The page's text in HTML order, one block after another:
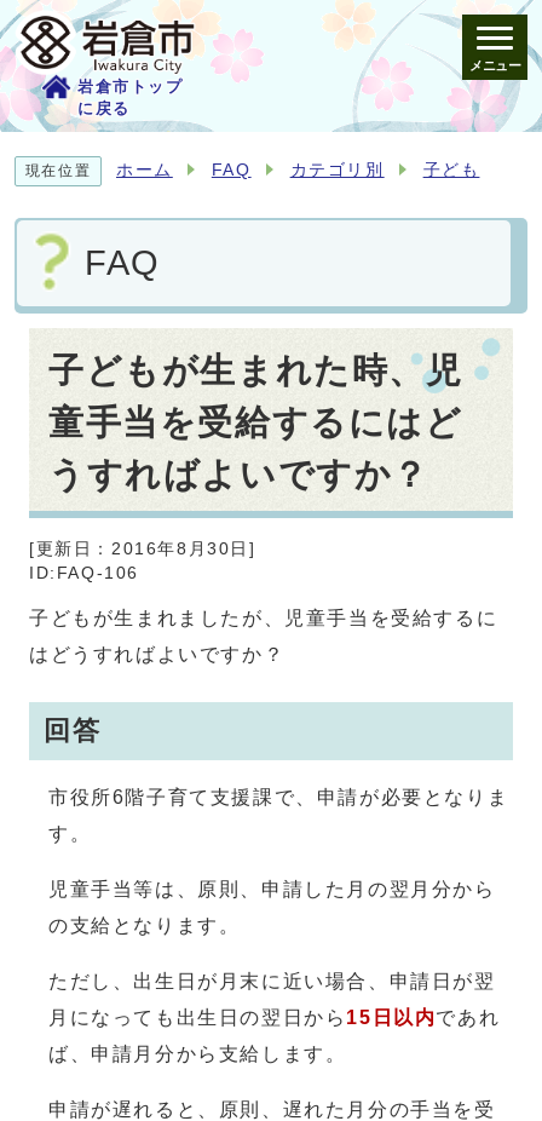
岩倉市トップ
に戻る
メニュー
現在位置 ホーム FAQ カテゴリ別 子ども
FAQ
子どもが生まれた時、児
童手当を受給するにはど
うすればよいですか？
[更新日： 2016年8月30日 ]
ID:FAQ-106
子どもが生まれましたが、児童手当を受給するに
はどうすればよいですか？
回答
市役所6階子育て支援課で、申請が必要となりま
す。
児童手当等は、原則、申請した月の翌月分から
の支給となります。
ただし、出生日が月末に近い場合、申請日が翌
月になっても出生日の翌日から 15日以内であれ
ば、申請月分から支給します。
申請が遅れると、原則、遅れた月分の手当を受